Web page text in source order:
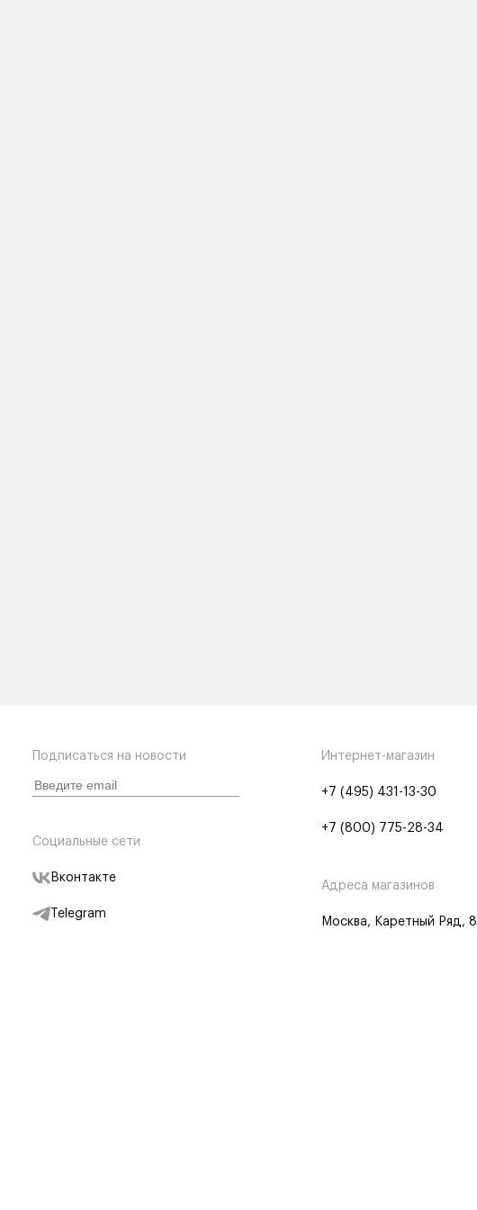
Подписаться на новости
Социальные сети
Вконтакте
Telegram
Интернет-магазин
+7 (495) 431-13-30
+7 (800) 775-28-34
Адреса магазинов
Москва, Каретный Ряд, 8